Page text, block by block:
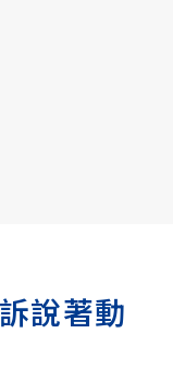
說著動